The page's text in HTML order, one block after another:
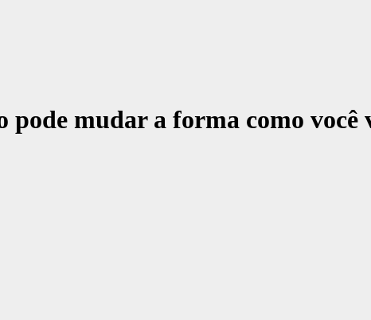
pode mudar a forma como você